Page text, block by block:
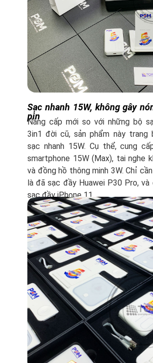
Sạc nhanh 15W, không gây
pin
Nâng cấp mới so với những bộ
3in1 đời cũ, sản phẩm này trang
sạc nhanh 15W. Cụ thể, cung
smartphone 15W (Max), tai nghe
và đồng hồ thông minh 3W. Chỉ
là đã sạc đầy Huawei P30 Pro, và
sạc đầy iPhone 11.